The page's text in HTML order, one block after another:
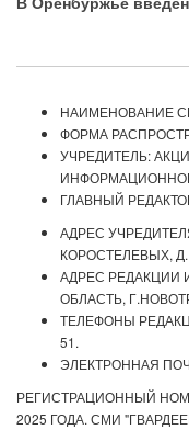
НАИМЕНОВАНИЕ
ФОРМА
УЧРЕДИТЕЛЬ:
ГЛАВНЫЙ
АДРЕС
КОРОСТЕЛЕВЫХ, Д.
АДРЕС РЕДАКЦИИ
ОБЛАСТЬ,
ТЕЛЕФОНЫ
51.
ЭЛЕКТРОННАЯ
РЕГИСТРАЦИОННЫЙ
2025 ГОДА. СМИ